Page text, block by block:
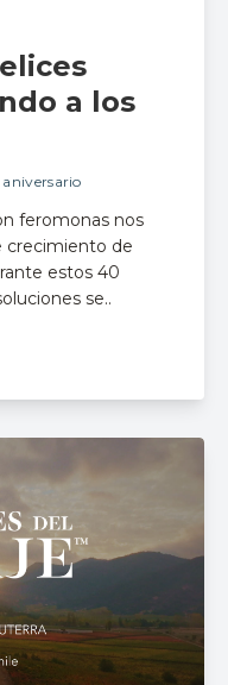
a los
feromonas nos
crecimiento de
estos 40
se..